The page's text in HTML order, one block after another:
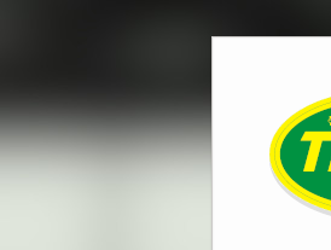
content